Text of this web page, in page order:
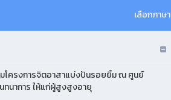
เลือกภาษา
โครงการจิตอาสาแบ่งปันรอยยิ้ม ณ ศูนย์
นาการ ให้แก่ผู้สูงสูงอายุ